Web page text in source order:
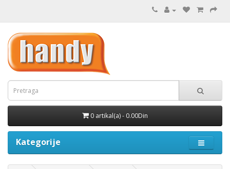
0 artikal(a) - 0.00Din
Kategorije